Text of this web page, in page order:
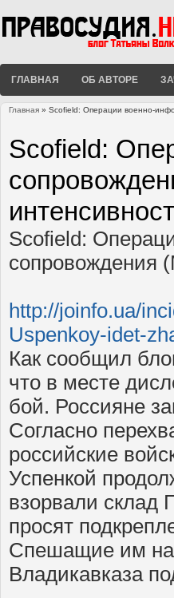
ГЛАВНАЯ ОБ АВТОРЕ
Главная » Scofield: Операции военно-
Scofield:
Scofield:
сопровождения
http://joinfo.ua/
Uspenkoy-idet-
Как сообщил
что в месте
бой. Росcияне
Согласно
российские
Успенкой
взорвали склад
просят
Спешащие им
Владикавказа